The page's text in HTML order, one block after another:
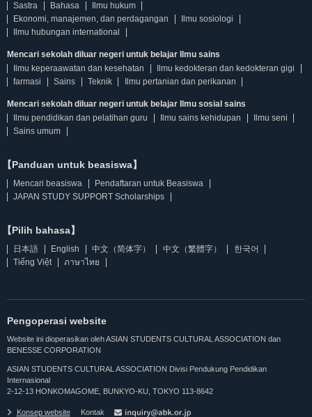
Sastra
Bahasa
Ilmu hukum
Ekonomi, manajemen, dan perdagangan
Ilmu sosiologi
Ilmu hubungan international
Mencari sekolah diluar negeri untuk belajar Ilmu sains
Ilmu keperaawatan dan kesehatan
Ilmu kedokteran dan kedokteran gigi
farmasi
Sains Teknik Ilmu pertanian dan perikanan
Mencari sekolah diluar negeri untuk belajar Ilmu sosial sains
Ilmu pendidikan dan pelatihan guru
Ilmu sains kehidupan
Ilmu seni
Sains umum
【Panduan untuk beasiswa】
Mencari beasiswa
Pendaftaran untuk Beasiswa
JAPAN STUDY SUPPORT Scholarships
【Pilih bahasa】
日本語 English 中文（简体字） 中文（繁體字）
한국어
Tiếng Việt
ภาษาไทย
Pengoperasi website
Website ini dioperasikan oleh ASIAN STUDENTS CULTURAL ASSOCIATION dan
BENESSE CORPORATION
ASIAN STUDENTS CULTURAL ASSOCIATION Divisi Pendukung Pendidikan
Internasional
2-12-13 HONKOMAGOME, BUNKYO-KU, TOKYO 113-8642
Konsep website Kontak